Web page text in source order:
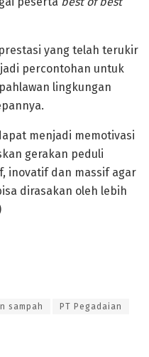
yang telah terukir
percontohan untuk
lingkungan
menjadi memotivasi
gerakan peduli
inovatif dan massif agar
dirasakan oleh lebih
sampah PT Pegadaian